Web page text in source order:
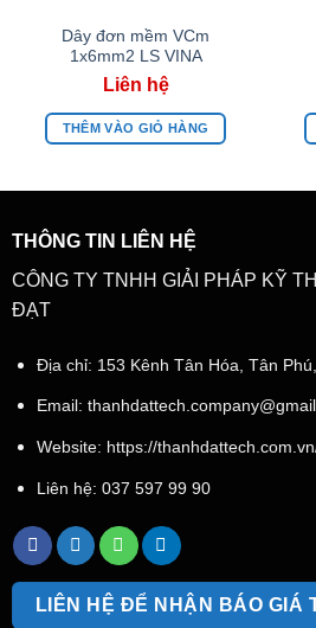
Dây đơn mềm VCm
1x6mm2 LS VINA
THÊM VÀO GIỎ HÀNG
THÔNG TIN LIÊN HỆ
CÔNG TY TNHH GIẢI PHÁP KỸ
ĐẠT
Địa chỉ: 153 Kênh Tân Hóa, Tân
Email:
Website: https://
Liên hệ: 037 597 99 90
LIÊN HỆ ĐỂ NHẬN BÁO GIÁ